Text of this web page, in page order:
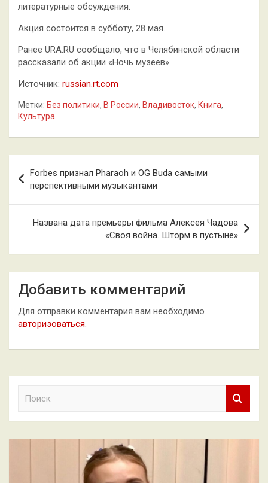
литературные обсуждения.
Акция состоится в субботу, 28 мая.
Ранее URA.RU сообщало, что в Челябинской области
рассказали об акции «Ночь музеев».
Источник: russian.rt.com
Метки: Без политики, В России, Владивосток, Книга,
Культура
по
записям
Forbes признал Pharaoh и OG Buda самыми
перспективными музыкантами
Названа дата премьеры фильма Алексея Чадова
«Своя война. Шторм в пустыне»
Добавить комментарий
Для отправки комментария вам необходимо
авторизоваться.
к